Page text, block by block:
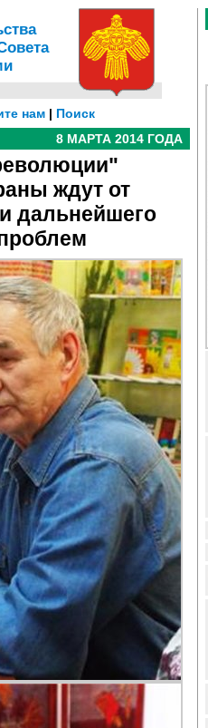
нам| Поиск
8 МАРТА 2014 ГОДА
ждут от
дальнейшего